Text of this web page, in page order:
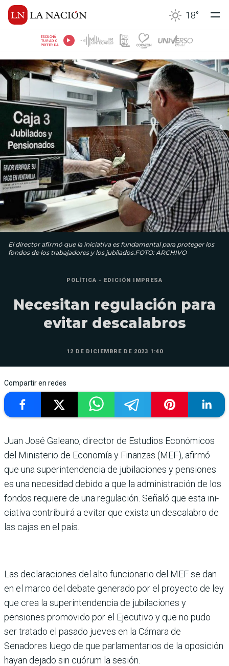
18°
ESCUCHÁ
TU RADIO
PREFERIDA
El director afirmó que la iniciativa es fundamental para proteger los
fondos de los trabajadores y los jubilados.FOTO: ARCHIVO
POLÍTICA - EDICIÓN IMPRESA
Necesitan regulación para
evitar descalabros
12 DE DICIEMBRE DE 2023 1:40
Compartir en redes
Juan José Galeano, director de Estudios Económicos
del Minis­terio de Economía y Finanzas (MEF), afirmó
que una super­intendencia de jubilaciones y pensiones
es una necesidad debido a que la administración de los
fondos requiere de una regulación. Señaló que esta ini­
ciativa contribuirá a evitar que exista un descalabro de
las cajas en el país.
Las declaraciones del alto funcionario del MEF se dan
en el marco del debate generado por el proyecto de ley
que crea la superintendencia de jubila­ciones y
pensiones promovido por el Ejecutivo y que no pudo
ser tratado el pasado jueves en la Cámara de
Senadores luego de que parlamentarios de la oposi­ción
hayan dejado sin cuórum la sesión.